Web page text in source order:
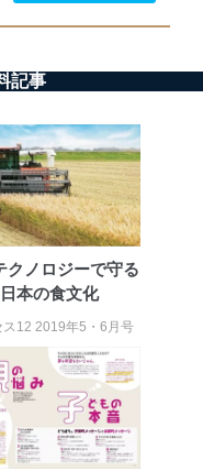
ムを使用する従業
オペレーティング
ています。
セキュリティ対策
更新 機能等の活用
の防止
へのパスワードを
継続的改善
ビューの機会を通
ステムを継続的に改
記事
クノロジーで守る
日本の食文化
ス12 2019年5・6月号